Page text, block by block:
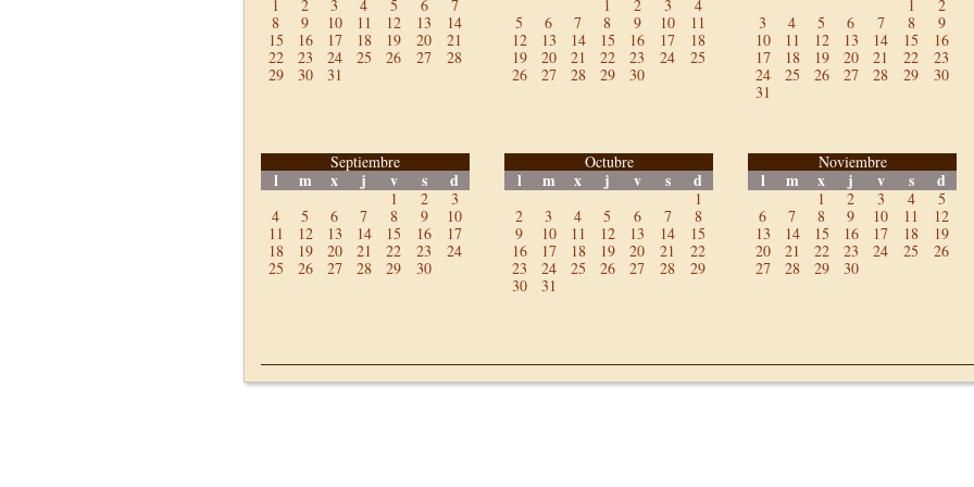
1 2 3 4 5 6
7
8
9 10 11 12 13
14
15
16 17 18 19 20
21
22
23 24 25 26 27
28
29
30 31
1 2 3
4
5
6 7 8 9 10
11
12
13 14 15 16 17
18
19
20 21 22 23 24
25
26
27 28 29 30
1
2
3
4 5 6 7 8
9
10
11 12 13 14 15
16
17
18 19 20 21 22
23
24
25 26 27 28 29
30
31
Septiembre
l m x j v s d
1 2
3
4
5 6 7 8 9
10
11
12 13 14 15 16
17
18
19 20 21 22 23
24
25
26 27 28 29 30
Octubre
l m x j v s d
1
2
3 4 5 6 7
8
9
10 11 12 13 14
15
16
17 18 19 20 21
22
23
24 25 26 27 28
29
30
31
Noviembre
l m x j v s d
1 2 3 4
5
6
7 8 9 10 11
12
13
14 15 16 17 18
19
20
21 22 23 24 25
26
27
28 29 30